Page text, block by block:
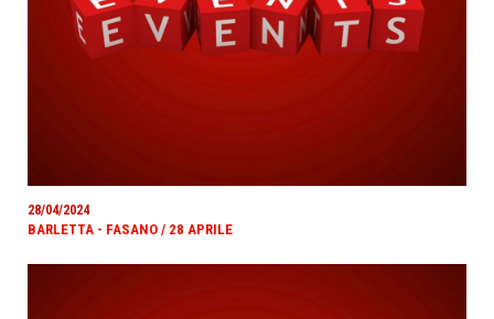
28/04/2024
BARLETTA - FASANO / 28 APRILE